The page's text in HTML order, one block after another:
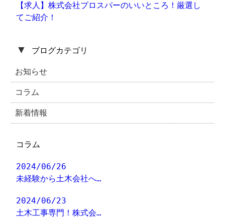
【求人】株式会社プロスパーのいいところ！厳選し
てご紹介！
▼ ブログカテゴリ
お知らせ
コラム
新着情報
コラム
2024/06/26
未経験から土木会社へ…
2024/06/23
土木工事専門！株式会…